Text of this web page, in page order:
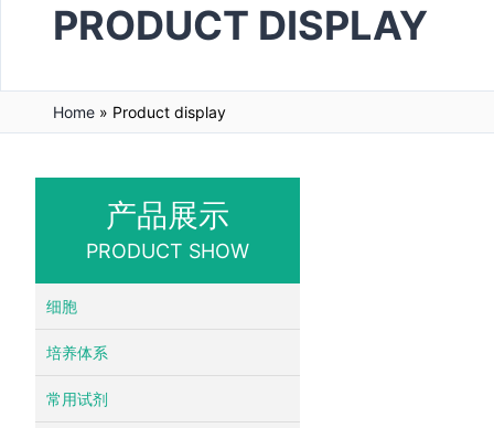
PRODUCT DISPLAY
Home » Product display
产品展示
PRODUCT SHOW
细胞
培养体系
常用试剂